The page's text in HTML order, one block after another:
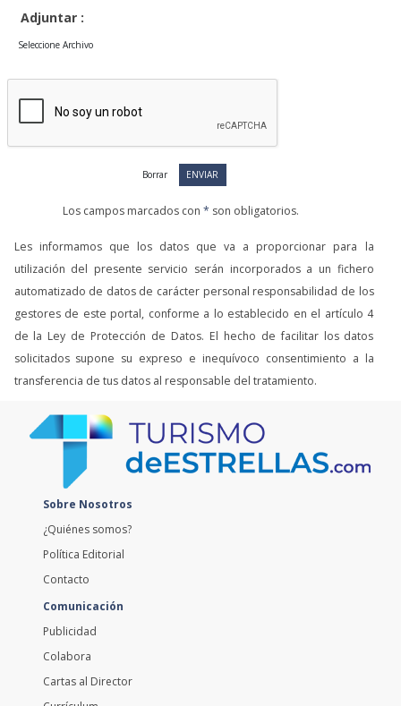
Adjuntar :
Seleccione Archivo
Los campos marcados con * son obligatorios.
Les informamos que los datos que va a proporcionar para la
utilización del presente servicio serán incorporados a un fichero
automatizado de datos de carácter personal responsabilidad de los
gestores de este portal, conforme a lo establecido en el artículo 4
de la Ley de Protección de Datos. El hecho de facilitar los datos
solicitados supone su expreso e inequívoco consentimiento a la
transferencia de tus datos al responsable del tratamiento.
Sobre Nosotros
¿Quiénes somos?
Política Editorial
Contacto
Comunicación
Publicidad
Colabora
Cartas al Director